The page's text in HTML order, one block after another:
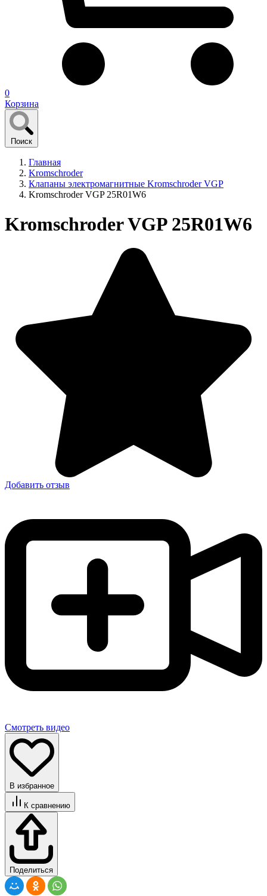
0
Корзина
Поиск
Главная
Kromschroder
Клапаны электромагнитные Kromschroder VGP
Kromschroder VGP 25R01W6
Kromschroder VGP 25R01W6
Добавить отзыв
Смотреть видео
В избранное
К сравнению
Поделиться